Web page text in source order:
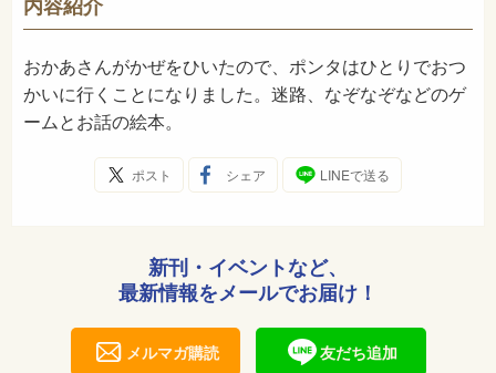
発売日 1990年12月
おかあさんがかぜをひいたので、ポンタはひとりでおつ
かいに行くことになりました。迷路、なぞなぞなどのゲ
ームとお話の絵本。
ポスト シェア LINEで送る
新刊・イベントなど、
最新情報をメールでお届け！
メルマガ購読 友だち追加